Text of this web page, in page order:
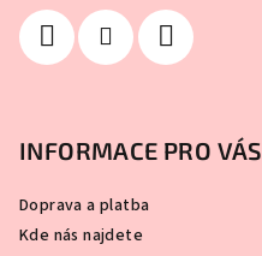
INFORMACE PRO VÁS
Doprava a platba
Kde nás najdete